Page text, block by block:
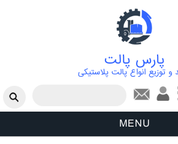
پارس پالت
و توزیع انواع پالت پلاستیکی
فرم جستجو
MENU